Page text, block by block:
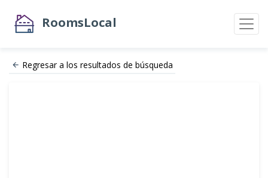
RoomsLocal
Regresar a los resultados de búsqueda